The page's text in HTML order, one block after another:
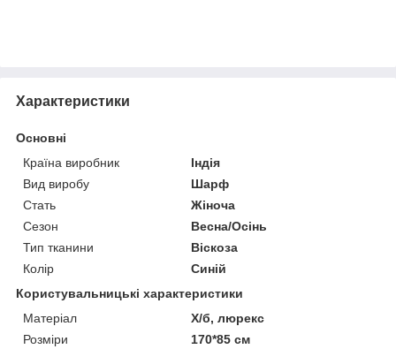
Характеристики
Основні
Країна виробник
Індія
Вид виробу
Шарф
Стать
Жіноча
Сезон
Весна/Осінь
Тип тканини
Віскоза
Колір
Синій
Користувальницькі характеристики
Матеріал
Х/б, люрекс
Розміри
170*85 см